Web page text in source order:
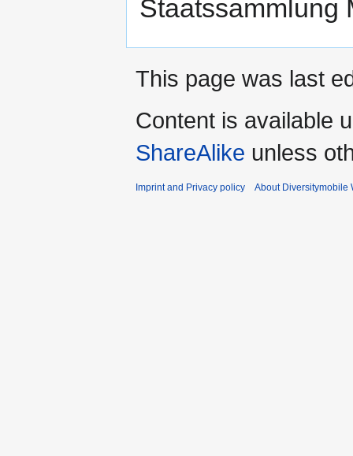
Staatssammlung
This page was last
Content is available
ShareAlike unless
Imprint and Privacy policy About Diversitymobile